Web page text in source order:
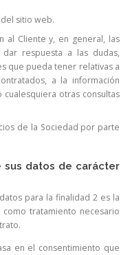
sitio web.
al Cliente y, en general, las
respuesta a las dudas,
que pueda tener relativas a
a la información
otras consultas
de la Sociedad por parte
datos de carácter
para la finalidad 2 es la
tratamiento necesario
en el consentimiento que